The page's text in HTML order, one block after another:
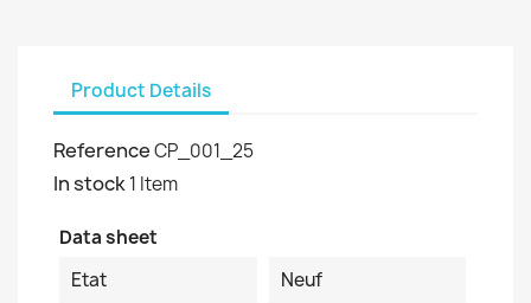
Product Details
ReferenceCP_001_25
In stock1 Item
Data sheet
Etat
Neuf